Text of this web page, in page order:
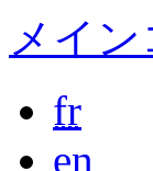
メイ
fr
en